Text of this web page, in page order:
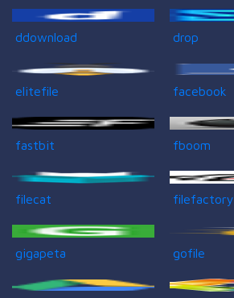
ddownload drop
elitefile facebook
fastbit fboom
filecat filefactory
gigapeta gofile